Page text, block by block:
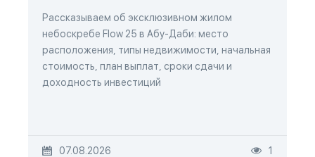
Рассказываем об эксклюзивном жилом
небоскребе Flow 25 в Абу-Даби: место
расположения, типы недвижимости, начальная
стоимость, план выплат, сроки сдачи и
доходность инвестиций
07.08.2026 1